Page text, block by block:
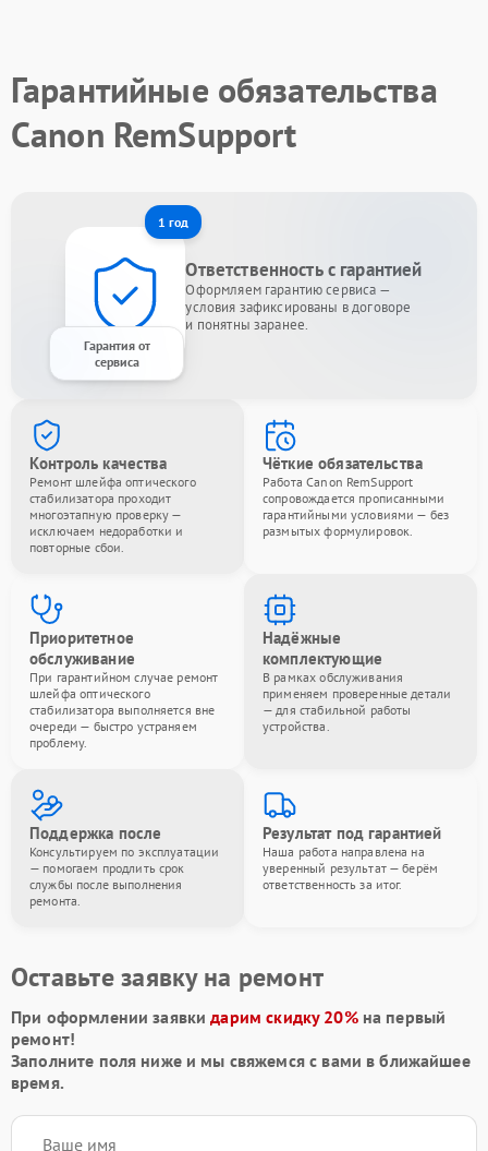
Гарантийные обязательства
Canon RemSupport
1 год
Гарантия от
сервиса
Ответственность с гарантией
Оформляем гарантию сервиса —
условия зафиксированы в договоре
и понятны заранее.
Контроль качества
Ремонт шлейфа оптического
стабилизатора проходит
многоэтапную проверку —
исключаем недоработки и
повторные сбои.
Чёткие обязательства
Работа Canon RemSupport
сопровождается прописанными
гарантийными условиями — без
размытых формулировок.
Приоритетное
обслуживание
При гарантийном случае ремонт
шлейфа оптического
стабилизатора выполняется вне
очереди — быстро устраняем
проблему.
Надёжные
комплектующие
В рамках обслуживания
применяем проверенные детали
— для стабильной работы
устройства.
Поддержка после
Консультируем по эксплуатации
— помогаем продлить срок
службы после выполнения
ремонта.
Результат под гарантией
Наша работа направлена на
уверенный результат — берём
ответственность за итог.
Оставьте заявку на ремонт
При оформлении заявкидарим скидку 20%на первый
ремонт!
Заполните поля ниже и мы свяжемся с вами в ближайшее
время.